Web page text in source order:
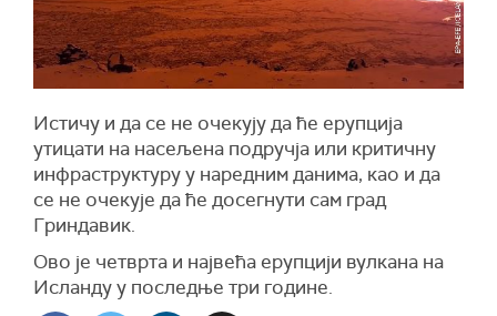
Истичу и да се не очекују да ће ерупција
утицати на насељена подручја или критичну
инфраструктуру у наредним данима, као и да
се не очекује да ће досегнути сам град
Гриндавик.
Ово је четврта и највећа ерупцији вулкана на
Исланду у последње три године.